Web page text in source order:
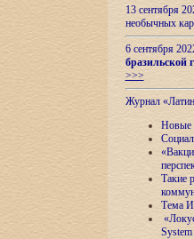
13 сентября
необычных
6 сентября
бразильской
>>>
Журнал
Новые
Такие
Тема